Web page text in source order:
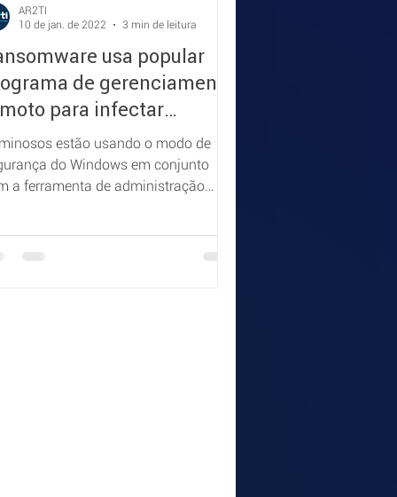
usa popular
de gerenciamento
para infectar
estão usando o modo de
do Windows em conjunto
a ferramenta de administração
AR2TI
10 de jan. de 2022
3 min de leitura